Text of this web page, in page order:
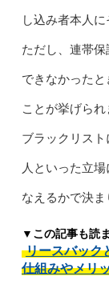
し込み者本人に
ただし、連帯
できなかった
ことが挙げられ
ブラックリス
人といった立
なえるかで決ま
▼この記事も読
リースバック
仕組みやメリ